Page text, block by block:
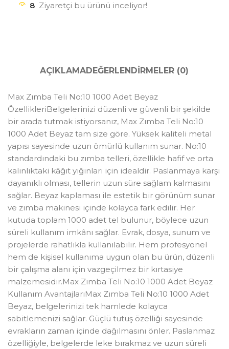
8 Ziyaretçi bu ürünü inceliyor!
AÇIKLAMADEĞERLENDIRMELER (0)
Max Zımba Teli No:10 1000 Adet Beyaz
ÖzellikleriBelgelerinizi düzenli ve güvenli bir şekilde
bir arada tutmak istiyorsanız, Max Zımba Teli No:10
1000 Adet Beyaz tam size göre. Yüksek kaliteli metal
yapısı sayesinde uzun ömürlü kullanım sunar. No:10
standardındaki bu zımba telleri, özellikle hafif ve orta
kalınlıktaki kâğıt yığınları için idealdir. Paslanmaya karşı
dayanıklı olması, tellerin uzun süre sağlam kalmasını
sağlar. Beyaz kaplaması ile estetik bir görünüm sunar
ve zımba makinesi içinde kolayca fark edilir. Her
kutuda toplam 1000 adet tel bulunur, böylece uzun
süreli kullanım imkânı sağlar. Evrak, dosya, sunum ve
projelerde rahatlıkla kullanılabilir. Hem profesyonel
hem de kişisel kullanıma uygun olan bu ürün, düzenli
bir çalışma alanı için vazgeçilmez bir kırtasiye
malzemesidir.Max Zımba Teli No:10 1000 Adet Beyaz
Kullanım AvantajlarıMax Zımba Teli No:10 1000 Adet
Beyaz, belgelerinizi tek hamlede kolayca
sabitlemenizi sağlar. Güçlü tutuş özelliği sayesinde
evrakların zaman içinde dağılmasını önler. Paslanmaz
özelliğiyle, belgelerde leke bırakmaz ve uzun süreli